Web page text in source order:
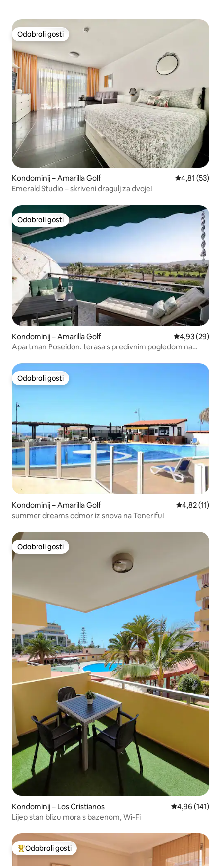
Odabrali gosti
Odabrali gosti
Kondominij – Amarilla Golf Prosječna
4,81 (53)
Emerald Studio – skriveni dragulj za dvoje!
Odabrali gosti
Odabrali gosti
Kondominij – Amarilla Golf Prosječna
4,93 (29)
Apartman Poseidon: terasa s predivnim pogledom na
Odabrali gosti
Odabrali gosti
Kondominij – Amarilla Golf Prosječna
4,82 (11)
summer dreams odmor iz snova na Tenerifu!
Odabrali gosti
Odabrali gosti
Kondominij – Los Cristianos Prosječna
4,96 (141)
Lijep stan blizu mora s bazenom, Wi-Fi
Među najviše rangiranima s oznakom „Odabrali gosti”
Odabrali gosti